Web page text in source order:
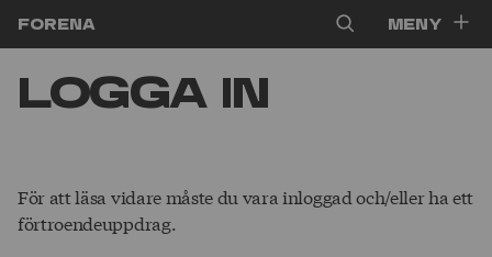
Forena Meny
Logga in
För att läsa vidare måste du vara inloggad och/eller ha ett
förtroendeuppdrag.